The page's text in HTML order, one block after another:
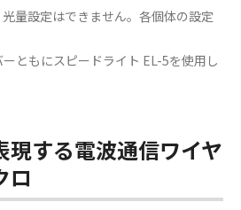
量設定はできません。各個体の設定
ともにスピードライト EL-5を使用し
現する電波通信ワイヤ
ロ